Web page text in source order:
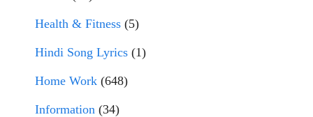
Health & Fitness (5)
Hindi Song Lyrics (1)
Home Work (648)
Information (34)